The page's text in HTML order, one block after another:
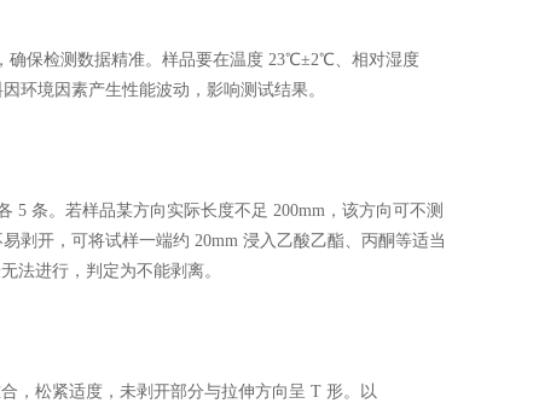
保检测数据精准。样品要在温度 23℃±2℃、相对湿度
环境因素产生性能波动，影响测试结果。
条。若样品某方向实际长度不足 200mm，该方向可不测
剥开，可将试样一端约 20mm 浸入乙酸乙酯、丙酮等适当
法进行，判定为不能剥离。
松紧适度，未剥开部分与拉伸方向呈 T 形。以